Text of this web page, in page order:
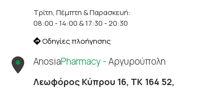
Τρίτη, Πέμπτη & Παρασκευή:
08:00 - 14:00 & 17:30 - 20:30
Οδηγίες πλοήγησης
AnosiaPharmacy -Αργυρούπολη
Λεωφόρος Κύπρου 16, ΤΚ 164 52,